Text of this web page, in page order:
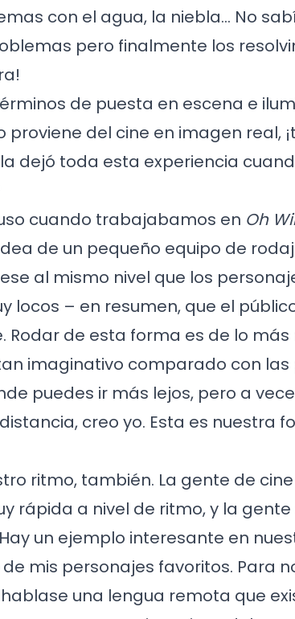
con el agua, la niebla… No
pero finalmente los
de puesta en escena e
proviene del cine en imagen real,
dejó toda esta experiencia
cuando trabajabamos en Oh
de un pequeño equipo de
al mismo nivel que los
locos – en resumen, que el
Rodar de esta forma es de lo
imaginativo comparado con
puedes ir más lejos, pero a
creo yo. Esta es nuestra
ritmo, también. La gente de
rápida a nivel de ritmo, y la
un ejemplo interesante en
mis personajes favoritos. Para
una lengua remota que